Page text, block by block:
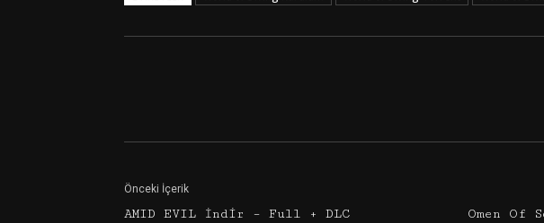
Önceki İçerik
AMID EVIL İndir – Full + DLC
Omen Of